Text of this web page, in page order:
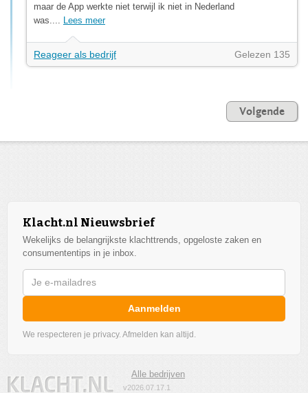
maar de App werkte niet terwijl ik niet in Nederland
was.... Lees meer
Reageer als bedrijf Gelezen 135
Volgende
Klacht.nl Nieuwsbrief
Wekelijks de belangrijkste klachttrends, opgeloste zaken en
consumententips in je inbox.
Aanmelden
We respecteren je privacy. Afmelden kan altijd.
Alle bedrijven
v2026.07.17.1